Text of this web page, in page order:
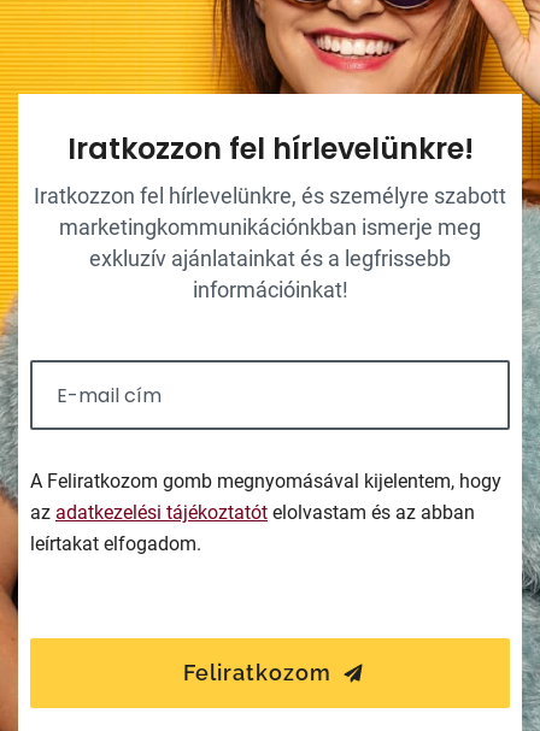
Iratkozzon fel hírlevelünkre!
Iratkozzon fel hírlevelünkre, és személyre szabott
marketingkommunikációnkban ismerje meg
exkluzív ajánlatainkat és a legfrissebb
információinkat!
A Feliratkozom gomb megnyomásával kijelentem, hogy
az adatkezelési tájékoztatót elolvastam és az abban
leírtakat elfogadom.
Feliratkozom